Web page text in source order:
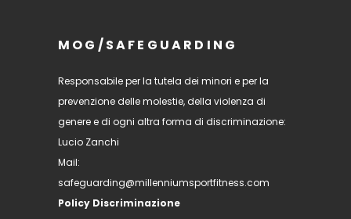
MOG/SAFEGUARDING
Responsabile per la tutela dei minori e per la
prevenzione delle molestie, della violenza di
genere e di ogni altra forma di discriminazione:
Lucio Zanchi
Mail:
safeguarding@millenniumsportfitness.com
Policy Discriminazione